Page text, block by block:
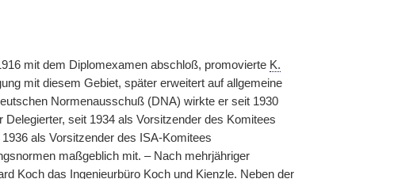
mit dem Diplomexamen abschloß, promovierte K.
mit diesem Gebiet, später erweitert auf allgemeine
Normenausschuß (DNA) wirkte er seit 1930
seit 1934 als Vorsitzender des Komitees
als Vorsitzender des ISA-Komitees
maßgeblich mit. – Nach mehrjähriger
Koch das Ingenieurbüro Koch und Kienzle. Neben der